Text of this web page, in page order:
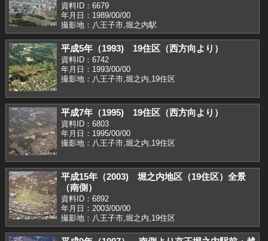
資料ID：6679
年月日：1989/00/00
撮影地：八王子市,堀之内駅
平成5年（1993) 19住区（西方向より）
資料ID：6742
年月日：1993/00/00
撮影地：八王子市,堀之内,19住区
平成7年（1995) 19住区（西方向より）
資料ID：6803
年月日：1995/00/00
撮影地：八王子市,堀之内,19住区
平成15年（2003) 堀之内地区（19住区）全景
（南側）
資料ID：6892
年月日：2003/00/00
撮影地：八王子市,堀之内,19住区